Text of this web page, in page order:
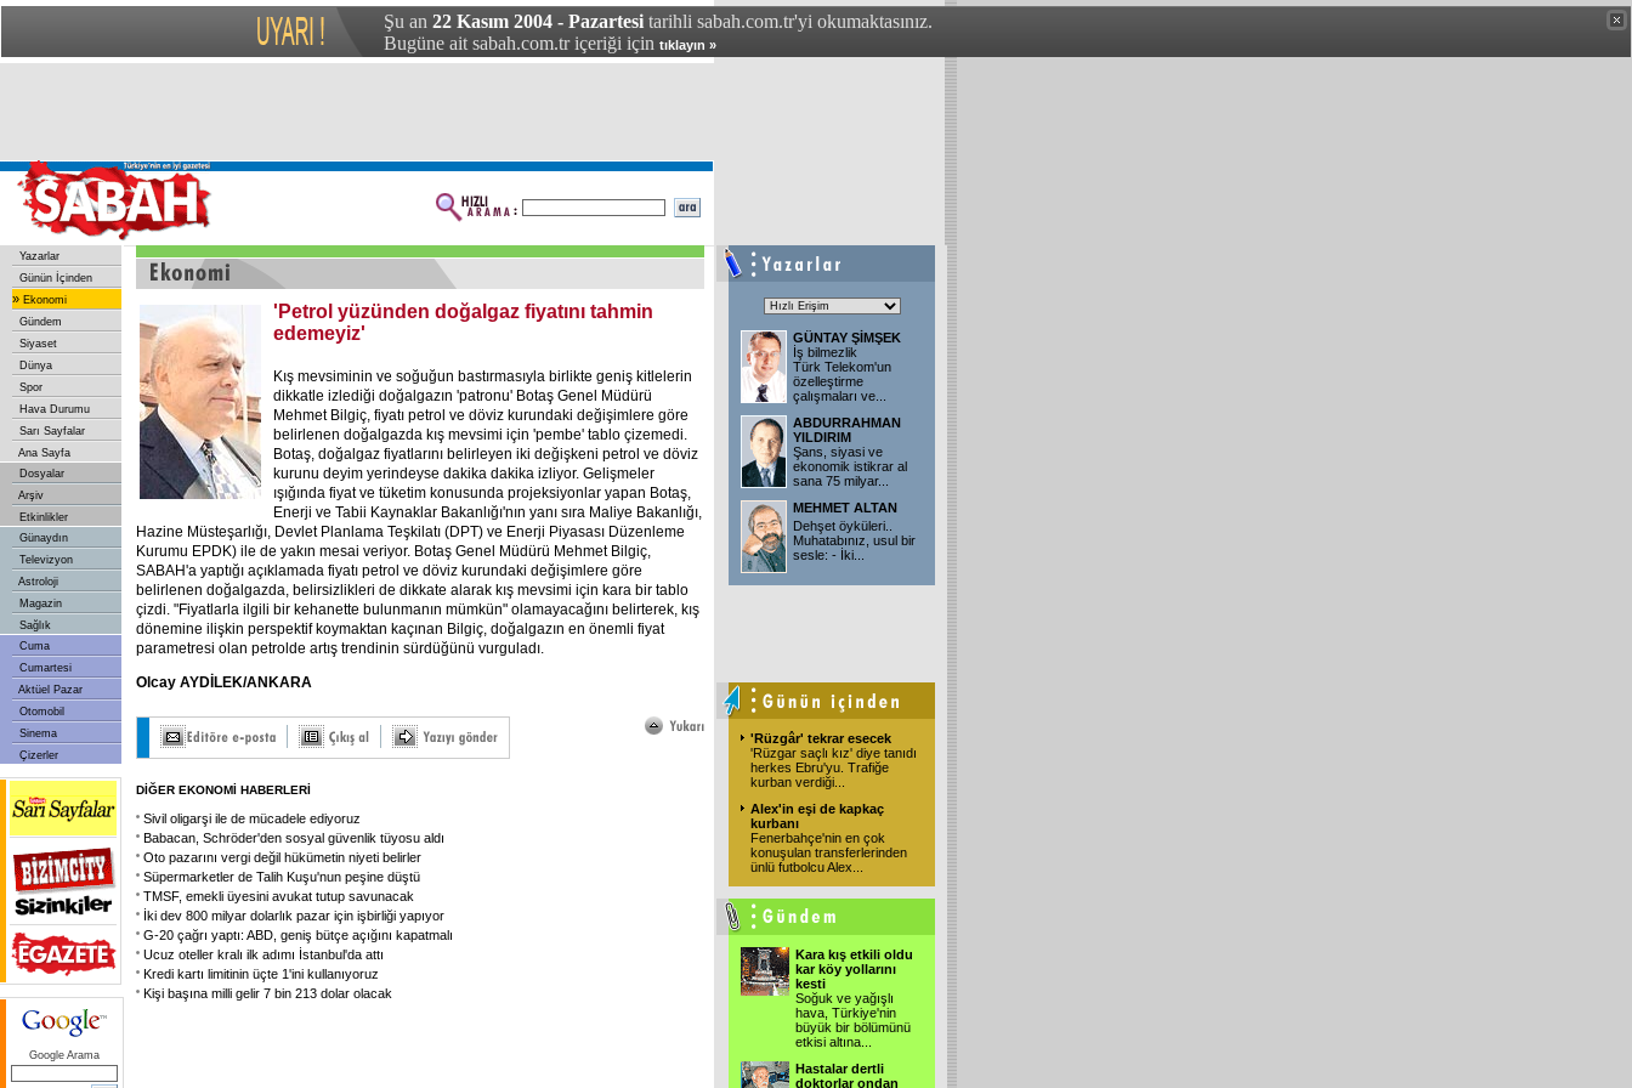
Şu an 22 Kasım 2004 - Pazartesi tarihli sabah.com.tr'yi okumaktasınız.
Bugüne ait sabah.com.tr içeriği için tıklayın »
Yazarlar
Günün İçinden
» Ekonomi
Gündem
Siyaset
Dünya
Spor
Hava Durumu
Sarı Sayfalar
Ana Sayfa
Dosyalar
Arşiv
Etkinlikler
Günaydın
Televizyon
Astroloji
Magazin
Sağlık
Cuma
Cumartesi
Aktüel Pazar
Otomobil
Sinema
Çizerler
Google Arama
'Petrol yüzünden doğalgaz fiyatını tahmin
edemeyiz'
Kış mevsiminin ve soğuğun bastırmasıyla birlikte geniş kitlelerin
dikkatle izlediği doğalgazın 'patronu' Botaş Genel Müdürü
Mehmet Bilgiç, fiyatı petrol ve döviz kurundaki değişimlere göre
belirlenen doğalgazda kış mevsimi için 'pembe' tablo çizemedi.
Botaş, doğalgaz fiyatlarını belirleyen iki değişkeni petrol ve döviz
kurunu deyim yerindeyse dakika dakika izliyor. Gelişmeler
ışığında fiyat ve tüketim konusunda projeksiyonlar yapan Botaş,
Enerji ve Tabii Kaynaklar Bakanlığı'nın yanı sıra Maliye Bakanlığı,
Hazine Müsteşarlığı, Devlet Planlama Teşkilatı (DPT) ve Enerji Piyasası Düzenleme
Kurumu EPDK) ile de yakın mesai veriyor. Botaş Genel Müdürü Mehmet Bilgiç,
SABAH'a yaptığı açıklamada fiyatı petrol ve döviz kurundaki değişimlere göre
belirlenen doğalgazda, belirsizlikleri de dikkate alarak kış mevsimi için kara bir tablo
çizdi. "Fiyatlarla ilgili bir kehanette bulunmanın mümkün" olamayacağını belirterek, kış
dönemine ilişkin perspektif koymaktan kaçınan Bilgiç, doğalgazın en önemli fiyat
parametresi olan petrolde artış trendinin sürdüğünü vurguladı.
Olcay AYDİLEK/ANKARA
DİĞER EKONOMİ HABERLERİ
Sivil oligarşi ile de mücadele ediyoruz
Babacan, Schröder'den sosyal güvenlik tüyosu aldı
Oto pazarını vergi değil hükümetin niyeti belirler
Süpermarketler de Talih Kuşu'nun peşine düştü
TMSF, emekli üyesini avukat tutup savunacak
İki dev 800 milyar dolarlık pazar için işbirliği yapıyor
G-20 çağrı yaptı: ABD, geniş bütçe açığını kapatmalı
Ucuz oteller kralı ilk adımı İstanbul'da attı
Kredi kartı limitinin üçte 1'ini kullanıyoruz
Kişi başına milli gelir 7 bin 213 dolar olacak
GÜNTAY ŞİMŞEK
İş bilmezlik
Türk Telekom'un
özelleştirme
çalışmaları ve
ABDURRAHMAN
YILDIRIM
Şans, siyasi ve
ekonomik istikrar al
sana 75 milyar...
MEHMET ALTAN
Dehşet öyküleri..
Muhatabınız, usul bir
sesle: - İki
'Rüzgâr' tekrar esecek
'Rüzgar saçlı kız' diye tanıdı
herkes Ebru'yu. Trafiğe
kurban verdiği
Alex'in eşi de kapkaç
kurbanı
Fenerbahçe'nin en çok
konuşulan transferlerinden
ünlü futbolcu Alex
Kara kış etkili oldu
kar köy yollarını
kesti
Soğuk ve yağışlı
hava, Türkiye'nin
büyük bir bölümünü
etkisi altına
Hastalar dertli
doktorlar ondan